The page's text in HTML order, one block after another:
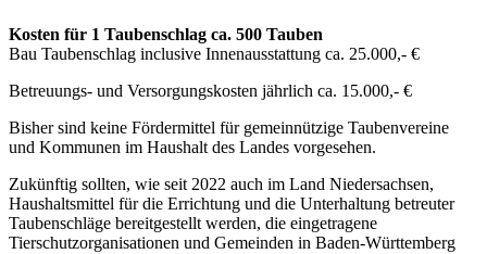
Kosten für 1 Taubenschlag ca. 500 Tauben
Bau Taubenschlag inclusive Innenausstattung ca. 25.000,- €
Betreuungs- und Versorgungskosten jährlich ca. 15.000,- €
Bisher sind keine Fördermittel für gemeinnützige Taubenvereine
und Kommunen im Haushalt des Landes vorgesehen.
Zukünftig sollten, wie seit 2022 auch im Land Niedersachsen,
Haushaltsmittel für die Errichtung und die Unterhaltung betreuter
Taubenschläge bereitgestellt werden, die eingetragene
Tierschutzorganisationen und Gemeinden in Baden-Württemberg